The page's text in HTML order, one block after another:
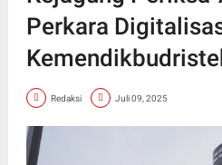
Perkara
Redaksi Juli 09, 2025